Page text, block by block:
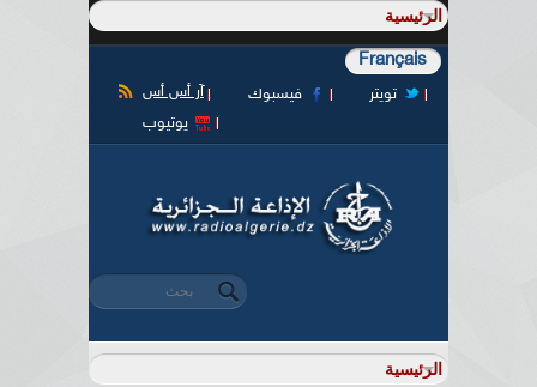
Français
آر أس أس فيسبوك
تويتر
يوتيوب
استمارة البحث
‏بحث ‏